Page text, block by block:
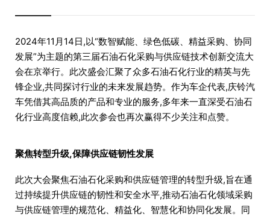
2024年11月14日,以“数智赋能、绿色低碳、精益采购、协同
发展”为主题的第三届石油石化采购与供应链技术创新交流大
会在京举行。此次盛会汇聚了众多石油石化行业的精英与先
锋企业,共同探讨行业的未来发展趋势。作为车企代表,庆铃汽
车凭借其高品质的产品和专业的服务,多年来一直深受石油石
化行业高度信赖,此次参会也再次赢得不少关注和点赞。
聚焦转型升级,保障供应链韧性发展
此次大会聚焦石油石化采购和供应链管理的转型升级,旨在通
过持续提升供应链的韧性和安全水平,推动石油石化领域采购
与供应链管理的规范化、精益化、智慧化和协同化发展。同